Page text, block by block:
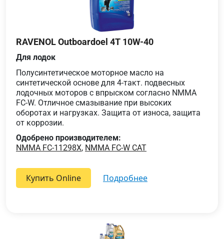
RAVENOL Outboardoel 4T 10W-40
Для лодок
Полусинтетическое моторное масло на
синтетической основе для 4-такт. подвесных
лодочных моторов с впрыском согласно NMMA
FC-W. Отличное смазывание при высоких
оборотах и нагрузках. Защита от износа, защита
от коррозии.
Одобрено производителем:
NMMA FC-11298X, NMMA FC-W CAT
Купить Online подробнее